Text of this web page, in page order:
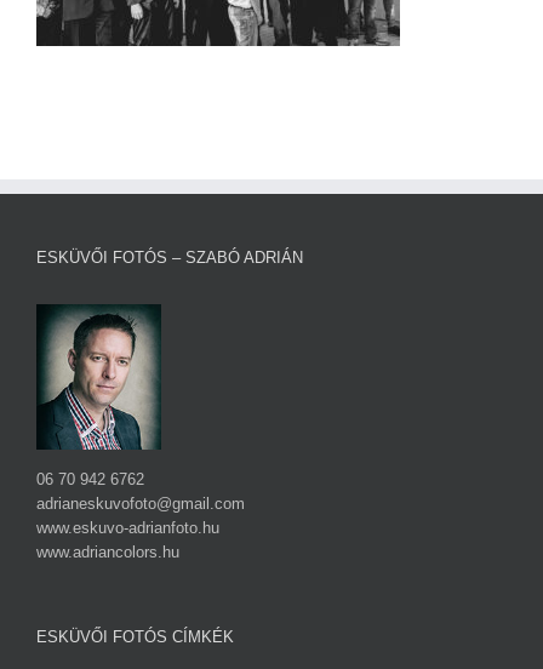
ESKÜVŐI FOTÓS – SZABÓ ADRIÁN
06 70 942 6762
adrianeskuvofoto@gmail.com
www.eskuvo-adrianfoto.hu
www.adriancolors.hu
ESKÜVŐI FOTÓS CÍMKÉK